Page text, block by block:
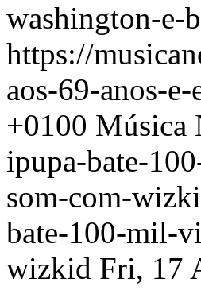
washington-e-
https://
aos-69-anos-
+0100 Música
ipupa-bate-
som-com-
bate-100-mil-
wizkid Fri, 17